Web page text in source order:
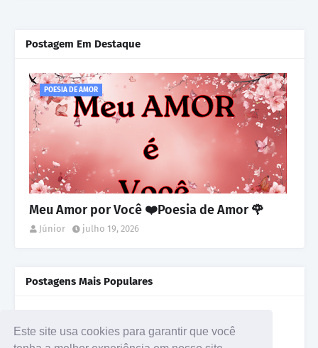
Este site usa cookies para garantir que você
Postagem Em Destaque
POESIA DE AMOR
Meu Amor por Você ❤️Poesia de Amor 🌹
Júnior julho 19, 2026
Postagens Mais Populares
agosto 24, 2022